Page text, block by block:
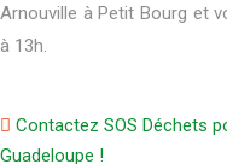
Arnouville à Petit Bourg et
à 13h.
Contactez SOS Déchets
Guadeloupe !